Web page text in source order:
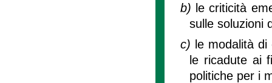
b) le criticità
sulle soluzioni
c) le modalità
le ricadute ai
politiche per i